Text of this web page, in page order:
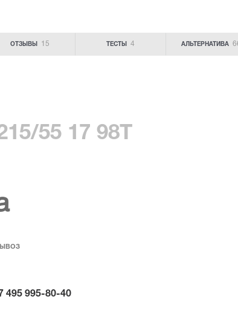
ОТЗЫВЫ 15 ТЕСТЫ 4 АЛЬТЕРНАТИВА
55 17 98T
495 995-80-40